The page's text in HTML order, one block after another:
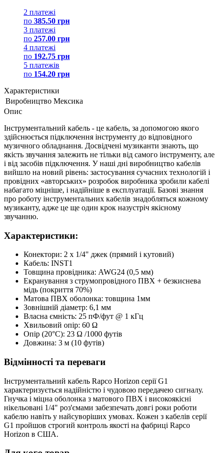
2 платежі
по 385.50 грн
3 платежі
по 257.00 грн
4 платежі
по 192.75 грн
5 платежів
по 154.20 грн
Характеристики
Виробництво Мексика
Опис
Інструментальний кабель - це кабель, за допомогою якого
здійснюється підключення інструменту до відповідного
музичного обладнання. Досвідчені музиканти знають, що
якість звучання залежить не тільки від самого інструменту, але
і від засобів підключення. У наші дні виробництво кабелів
вийшло на новий рівень: застосування сучасних технологій і
провідних «авторських» розробок виробника зробили кабелі
набагато міцніше, і надійніше в експлуатації. Базові знання
про роботу інструментальних кабелів знадобляться кожному
музиканту, адже це ще один крок назустріч якісному
звучанню.
Характеристики:
Конектори: 2 х 1/4" джек (прямий і кутовий)
Кабель: INST1
Товщина провідника: AWG24 (0,5 мм)
Екранування з струмопровідного ПВХ + безкиснева
мідь (покриття 70%)
Матова ПВХ оболонка: товщина 1мм
Зовнішній діаметр: 6,1 мм
Власна ємність: 25 пФ/фут @ 1 кГц
Хвильовий опір: 60 Ω
Опір (20°С): 23 Ω /1000 футів
Довжина: 3 м (10 футів)
Відмінності та переваги
Інструментальний кабель Rapco Horizon серії G1
характеризується надійністю і чудовою передачею сигналу.
Гнучка і міцна оболонка з матового ПВХ і високоякісні
нікельовані 1/4" роз'ємами забезпечать довгі роки роботи
кабелю навіть у найсуворіших умовах. Кожен з кабелів серії
G1 пройшов строгий контроль якості на фабриці Rapco
Horizon в США.